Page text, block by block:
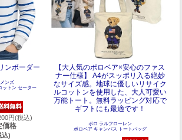
ンボーダー
ンズ
ットン セーター
円(税込)
価格
込)
【大人気のポロベア×安心のファス
ナー仕様】 A4がスッポリ入る絶妙
なサイズ感。地球に優しいリサイク
ルコットンを使用した、大人可愛い
万能トート。無料ラッピング対応で
ギフトにも最適です！
ポロ ラルフローレン
ポロベア キャンパス トートバッグ